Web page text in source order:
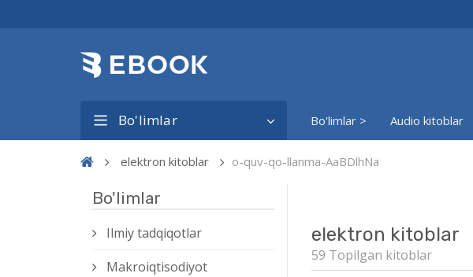
Bo'limlar Bo'limlar > Audio kitoblar
elektron kitoblar o-quv-qo-llanma-AaBDlhNa
Bo'limlar
Ilmiy tadqiqotlar
Makroiqtisodiyot
elektron kitoblar
59 Topilgan kitoblar